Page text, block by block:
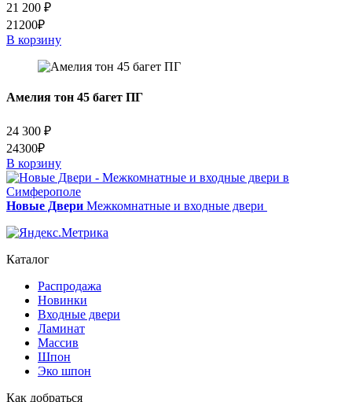
21 200 ₽
21200₽
В корзину
Амелия тон 45 багет ПГ
24 300 ₽
24300₽
В корзину
Новые Двери Межкомнатные и входные двери
Каталог
Распродажа
Новинки
Входные двери
Ламинат
Массив
Шпон
Эко шпон
Как добраться